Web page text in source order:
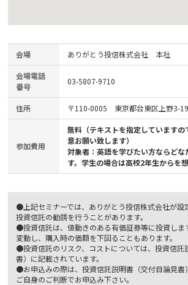
会場 ありがとう投信株式会社 本社
会場電話
番号
03-5807-9710
住所 〒110-0005 東京都台東区上野3-
参加費用
無料（テキストを指定していますの
意お願い致します）
対象者：英語を学びたい方ならどな
す。学生の場合は高校2年生からを
●上記セミナーでは、ありがとう投信株式会社が設
投資信託の勧誘を行うことがあります。
●投資信託は、値動きのある有価証券等に投資しま
変動し、購入時の価額を下回ることもあります。
●投資信託のリスク、コストについては、投資信託
書）に記載されています。
●お申込みの際は、投資信託説明書（交付目論見書
ご自身のご判断でお申込み下さい。